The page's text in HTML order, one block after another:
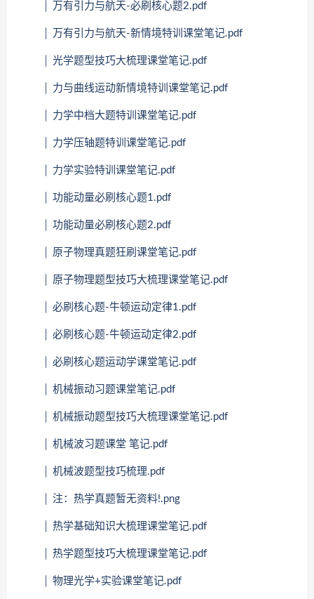
│ 万有引力与航天-必刷核心题2.pdf
│ 万有引力与航天-新情境特训课堂笔记.pdf
│ 光学题型技巧大梳理课堂笔记.pdf
│ 力与曲线运动新情境特训课堂笔记.pdf
│ 力学中档大题特训课堂笔记.pdf
│ 力学压轴题特训课堂笔记.pdf
│ 力学实验特训课堂笔记.pdf
│ 功能动量必刷核心题1.pdf
│ 功能动量必刷核心题2.pdf
│ 原子物理真题狂刷课堂笔记.pdf
│ 原子物理题型技巧大梳理课堂笔记.pdf
│ 必刷核心题-牛顿运动定律1.pdf
│ 必刷核心题-牛顿运动定律2.pdf
│ 必刷核心题运动学课堂笔记.pdf
│ 机械振动习题课堂笔记.pdf
│ 机械振动题型技巧大梳理课堂笔记.pdf
│ 机械波习题课堂 笔记.pdf
│ 机械波题型技巧梳理.pdf
│ 注：热学真题暂无资料!.png
│ 热学基础知识大梳理课堂笔记.pdf
│ 热学题型技巧大梳理课堂笔记.pdf
│ 物理光学+实验课堂笔记.pdf